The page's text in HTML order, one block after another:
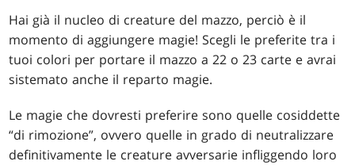
Hai già il nucleo di creature del mazzo, perciò è il
momento di aggiungere magie! Scegli le preferite tra i
tuoi colori per portare il mazzo a 22 o 23 carte e avrai
sistemato anche il reparto magie.
Le magie che dovresti preferire sono quelle cosiddette
“di rimozione”, ovvero quelle in grado di neutralizzare
definitivamente le creature avversarie infliggendo loro